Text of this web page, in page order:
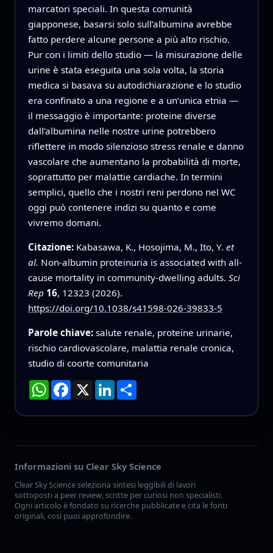
marcatori speciali. In questa comunità
giapponese, basarsi solo sull’albumina avrebbe
fatto perdere alcune persone a più alto rischio.
Pur con i limiti dello studio — la misurazione delle
urine è stata eseguita una sola volta, la storia
medica si basava su autodichiarazione e lo studio
era confinato a una regione e a un’unica etnia —
il messaggio è importante: proteine diverse
dall’albumina nelle nostre urine potrebbero
riflettere in modo silenzioso stress renale e danno
vascolare che aumentano la probabilità di morte,
soprattutto per malattie cardiache. In termini
semplici, quello che i nostri reni perdono nel WC
oggi può contenere indizi su quanto e come
vivremo domani.
Citazione: Kabasawa, K., Hosojima, M., Ito, Y. et
al. Non-albumin proteinuria is associated with all-
cause mortality in community-dwelling adults. Sci
Rep 16, 12323 (2026).
https://doi.org/10.1038/s41598-026-39833-5
Parole chiave: salute renale, proteine urinarie,
rischio cardiovascolare, malattia renale cronica,
studio di coorte comunitaria
WhatsApp
Facebook
X LinkedInCondividi
Informazioni su Clear Sky Science
Clear Sky Science seleziona sintesi leggibili di lavori
sottoposti a peer review, scritte per curiosi non specialisti.
Ogni articolo è fondato su ricerche pubblicate e cita le fonti
originali, così puoi approfondire.